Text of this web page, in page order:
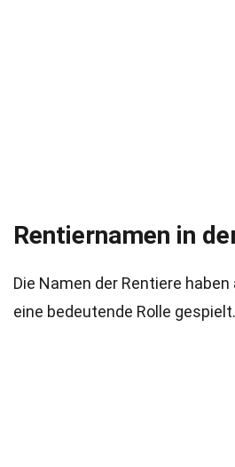
Rentiernamen in
Die Namen der Rentiere
eine bedeutende Rolle gespielt.